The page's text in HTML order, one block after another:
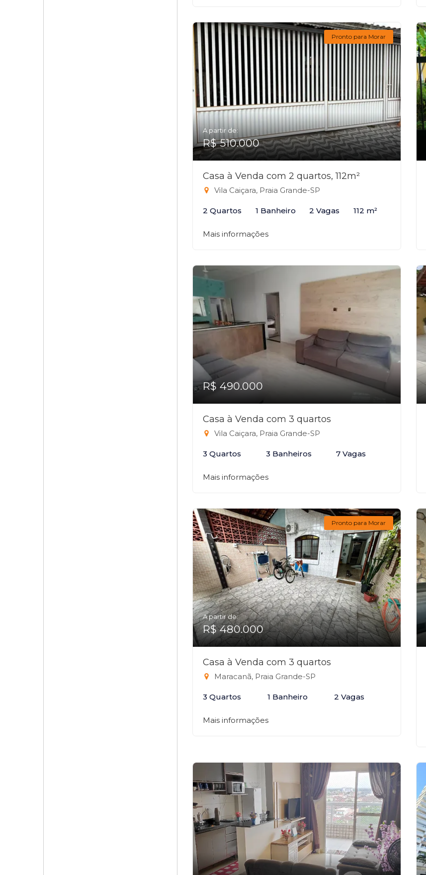
Pronto para Morar
A partir de:
R$ 510.000
Casa à Venda com 2 quartos, 112m²
Vila Caiçara, Praia Grande-SP
2 Quartos 1 Banheiro 2 Vagas 112 m²
Mais informações
R$ 490.000
Casa à Venda com 3 quartos
Vila Caiçara, Praia Grande-SP
3 Quartos 3 Banheiros 7 Vagas
Mais informações
Pronto para Morar
A partir de:
R$ 480.000
Casa à Venda com 3 quartos
Maracanã, Praia Grande-SP
3 Quartos 1 Banheiro 2 Vagas
Mais informações